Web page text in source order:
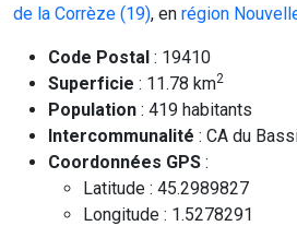
de la Corrèze (19), en région
Code Postal : 19410
Superficie : 11.78 km2
Population : 419 habitants
Intercommunalité : CA du
Coordonnées GPS :
Latitude : 45.2989827
Longitude : 1.5278291